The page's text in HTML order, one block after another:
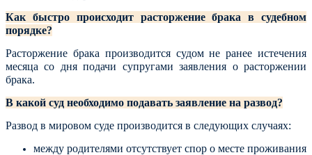
Как быстро происходит расторжение брака в судебном
порядке?
Расторжение брака производится судом не ранее истечения
месяца со дня подачи супругами заявления о расторжении
брака.
В какой суд необходимо подавать заявление на развод?
Развод в мировом суде производится в следующих случаях:
между родителями отсутствует спор о месте проживания